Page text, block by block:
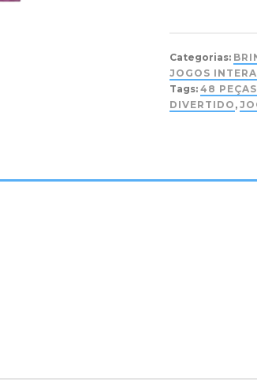
Categorias:
JOGOS
Tags: 48 PEÇAS
DIVERTIDO ,